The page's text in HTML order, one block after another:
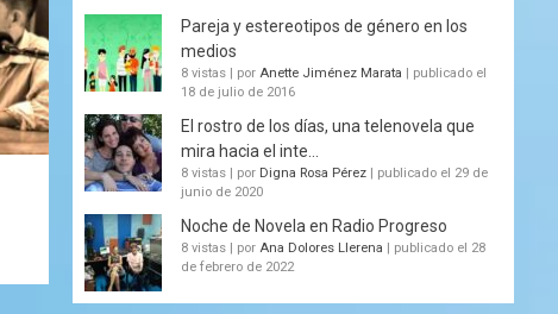
Pareja y estereotipos de género en los
medios
8 vistas | por Anette Jiménez Marata | publicado el
18 de julio de 2016
El rostro de los días, una telenovela que
mira hacia el inte...
8 vistas | por Digna Rosa Pérez | publicado el 29 de
junio de 2020
Noche de Novela en Radio Progreso
8 vistas | por Ana Dolores Llerena | publicado el 28
de febrero de 2022